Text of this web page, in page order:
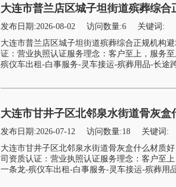
大连市普兰店区城子坦街道殡葬综
发布日期:2026-08-02 访问数量:6
关键词:
大连市普兰店区城子坦街道殡葬综合正规机构
证：营业执照认证服务理念：客户至上，服务
殡仪车出租-白事服务-灵车接运-殡葬用品-长途
大连市甘井子区北邻泉水街道骨灰
发布日期:2026-07-12 访问数量:18
关键词:
大连市甘井子区北邻泉水街道骨灰盒什么材质
司资质认证：营业执照认证服务理念：客户至
一条龙-殡仪车出租-白事服务-灵车接运-殡葬用